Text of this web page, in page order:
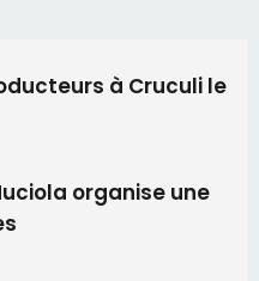
au stade de San
Marie et
du tournoi du